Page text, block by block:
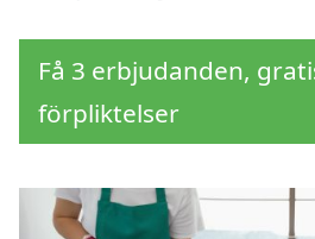
Få 3 erbjudanden,
förpliktelser